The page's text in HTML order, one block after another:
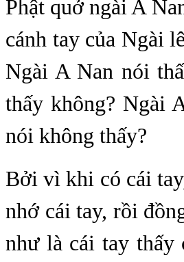
Phật quở ngài A
cánh tay của Ngài
Ngài A Nan nói
thấy không? Ngài
nói không thấy?
Bởi vì khi có cái
nhớ cái tay, rồi
như là cái tay thấy